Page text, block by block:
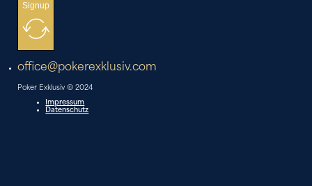
Signup
office@pokerexklusiv.com
Poker Exklusiv © 2024
Impressum
Datenschutz